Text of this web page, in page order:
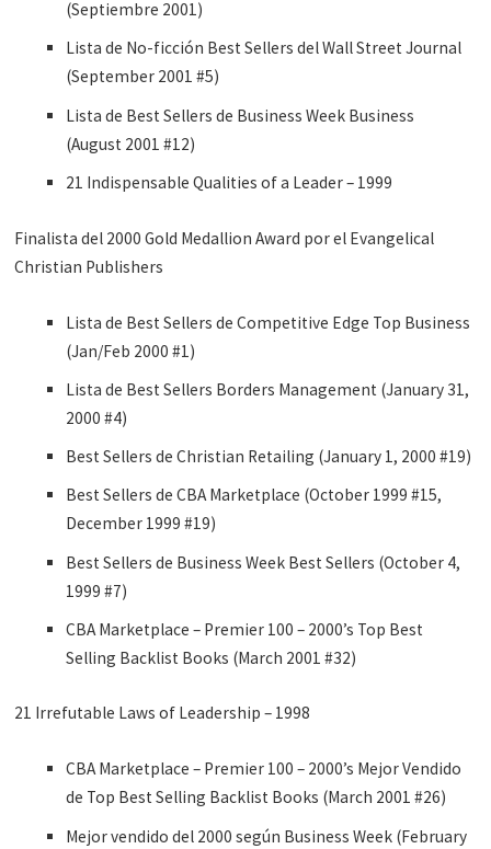
(Septiembre 2001)
Lista de No-ficción Best Sellers del Wall Street Journal
(September 2001 #5)
Lista de Best Sellers de Business Week Business
(August 2001 #12)
21 Indispensable Qualities of a Leader – 1999
Finalista del 2000 Gold Medallion Award por el Evangelical
Christian Publishers
Lista de Best Sellers de Competitive Edge Top Business
(Jan/Feb 2000 #1)
Lista de Best Sellers Borders Management (January 31,
2000 #4)
Best Sellers de Christian Retailing (January 1, 2000 #19)
Best Sellers de CBA Marketplace (October 1999 #15,
December 1999 #19)
Best Sellers de Business Week Best Sellers (October 4,
1999 #7)
CBA Marketplace – Premier 100 – 2000’s Top Best
Selling Backlist Books (March 2001 #32)
21 Irrefutable Laws of Leadership – 1998
CBA Marketplace – Premier 100 – 2000’s Mejor Vendido
de Top Best Selling Backlist Books (March 2001 #26)
Mejor vendido del 2000 según Business Week (February